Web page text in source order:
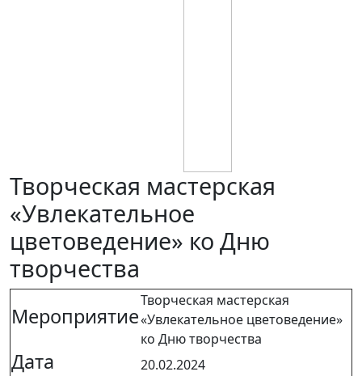
Творческая мастерская
«Увлекательное
цветоведение» ко Дню
творчества
Мероприятие
Творческая мастерская
«Увлекательное цветоведение»
ко Дню творчества
Дата 20.02.2024